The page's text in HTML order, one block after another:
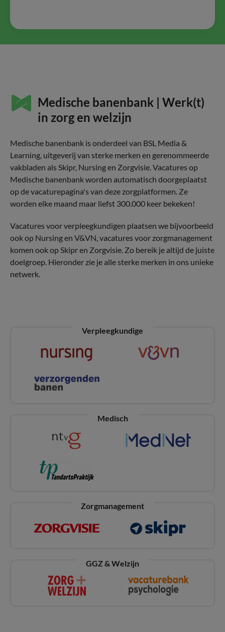
Medische banenbank | Werk(t)
in zorg en welzijn
Medische banenbank is onderdeel van BSL Media &
Learning, uitgeverij van sterke merken en gerenommeerde
vakbladen als Skipr, Nursing en Zorgvisie. Vacatures op
Medische banenbank worden automatisch doorgeplaatst
op de vacaturepagina's van deze zorgplatformen. Ze
worden elke maand maar liefst 300.000 keer bekeken!
Vacatures voor verpleegkundigen plaatsen we bijvoorbeeld
ook op Nursing en V&VN, vacatures voor zorgmanagement
komen ook op Skipr en Zorgvisie. Zo bereik je altijd de juiste
doelgroep. Hieronder zie je alle sterke merken in ons unieke
netwerk.
Verpleegkundige
Medisch
Zorgmanagement
GGZ & Welzijn